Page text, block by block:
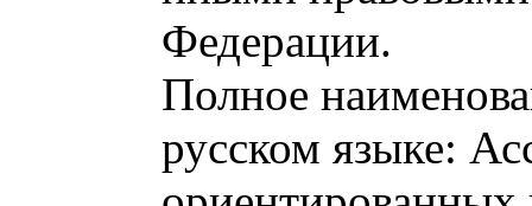
Федерации.
Полное
русском языке: